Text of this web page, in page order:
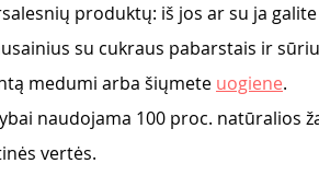
produktų: iš jos ar su ja
su cukraus pabarstais ir
medumi arba šiųmete uogiene.
naudojama 100 proc. natūralios
vertės.